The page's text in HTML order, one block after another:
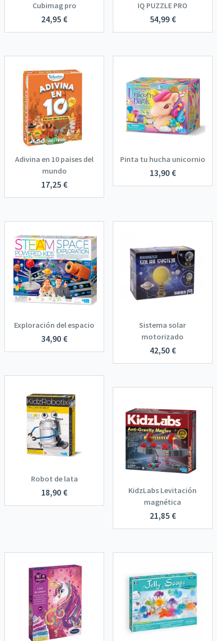
Cubimag pro
24,95 €
IQ PUZZLE PRO
54,99 €
Adivina en 10 paises del
mundo
17,25 €
Pinta tu hucha unicornio
13,90 €
Exploración del espacio
34,90 €
Sistema solar
motorizado
42,50 €
Robot de lata
18,90 €
KidzLabs Levitación
magnética
21,85 €